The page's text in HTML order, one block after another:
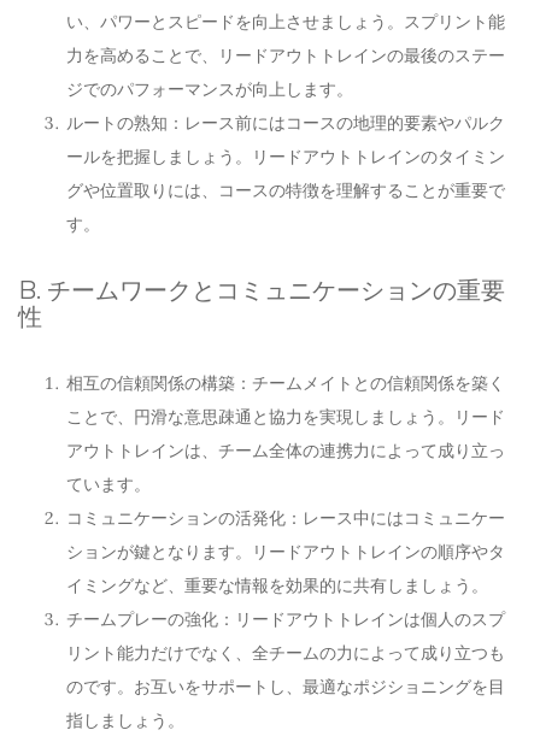
い、パワーとスピードを向上させましょう。スプリント能
力を高めることで、リードアウトトレインの最後のステー
ジでのパフォーマンスが向上します。
ルートの熟知：レース前にはコースの地理的要素やパルク
ールを把握しましょう。リードアウトトレインのタイミン
グや位置取りには、コースの特徴を理解することが重要で
す。
B. チームワークとコミュニケーションの重要
性
相互の信頼関係の構築：チームメイトとの信頼関係を築く
ことで、円滑な意思疎通と協力を実現しましょう。リード
アウトトレインは、チーム全体の連携力によって成り立っ
ています。
コミュニケーションの活発化：レース中にはコミュニケー
ションが鍵となります。リードアウトトレインの順序やタ
イミングなど、重要な情報を効果的に共有しましょう。
チームプレーの強化：リードアウトトレインは個人のスプ
リント能力だけでなく、全チームの力によって成り立つも
のです。お互いをサポートし、最適なポジショニングを目
指しましょう。